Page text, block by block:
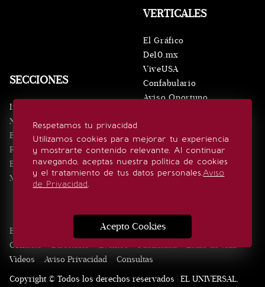
Respetamos tu privacidad
Utilizamos cookies para mejorar tu experiencia
y mostrarte contenido relevante. Al continuar
navegando, aceptas nuestra política de cookies
y el tratamiento de tus datos personales.Aviso
de Privacidad.
Acepto Cookies
SECCIONES
Inicio
Noticias
Eventos
Realeza
Estilo de vida
Minuto x Minuto
VERTICALES
El Gráfico
De10.mx
ViveUSA
Confabulario
Aviso Oportuno
SÍGUENOS
Edición Impresa Noticias Quiénes somos
Contacto
Directorio Eventos Publicidad
Estilo de vida
Videos
Aviso Privacidad
Consultas
Copyright © Todos los derechos reservados | EL UNIVERSAL,